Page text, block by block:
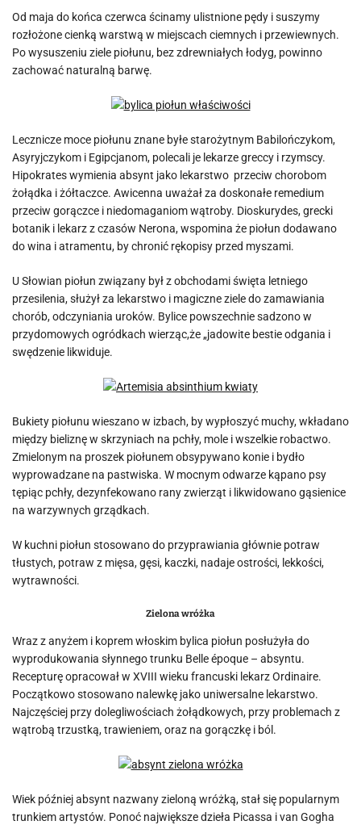
Od maja do końca czerwca ścinamy ulistnione pędy i suszymy
rozłożone cienką warstwą w miejscach ciemnych i przewiewnych.
Po wysuszeniu ziele piołunu, bez zdrewniałych łodyg, powinno
zachować naturalną barwę.
Lecznicze moce piołunu znane byłe starożytnym Babilończykom,
Asyryjczykom i Egipcjanom, polecali je lekarze greccy i rzymscy.
Hipokrates wymienia absynt jako lekarstwo przeciw chorobom
żołądka i żółtaczce. Awicenna uważał za doskonałe remedium
przeciw gorączce i niedomaganiom wątroby. Dioskurydes, grecki
botanik i lekarz z czasów Nerona, wspomina że piołun dodawano
do wina i atramentu, by chronić rękopisy przed myszami.
U Słowian piołun związany był z obchodami święta letniego
przesilenia, służył za lekarstwo i magiczne ziele do zamawiania
chorób, odczyniania uroków. Bylice powszechnie sadzono w
przydomowych ogródkach wierząc,że „jadowite bestie odgania i
swędzenie likwiduje.
Bukiety piołunu wieszano w izbach, by wypłoszyć muchy, wkładano
między bieliznę w skrzyniach na pchły, mole i wszelkie robactwo.
Zmielonym na proszek piołunem obsypywano konie i bydło
wyprowadzane na pastwiska. W mocnym odwarze kąpano psy
tępiąc pchły, dezynfekowano rany zwierząt i likwidowano gąsienice
na warzywnych grządkach.
W kuchni piołun stosowano do przyprawiania głównie potraw
tłustych, potraw z mięsa, gęsi, kaczki, nadaje ostrości, lekkości,
wytrawności.
Zielona wróżka
Wraz z anyżem i koprem włoskim bylica piołun posłużyła do
wyprodukowania słynnego trunku Belle époque – absyntu.
Recepturę opracował w XVIII wieku francuski lekarz Ordinaire.
Początkowo stosowano nalewkę jako uniwersalne lekarstwo.
Najczęściej przy dolegliwościach żołądkowych, przy problemach z
wątrobą trzustką, trawieniem, oraz na gorączkę i ból.
Wiek później absynt nazwany zieloną wróżką, stał się popularnym
trunkiem artystów. Ponoć największe dzieła Picassa i van Gogha